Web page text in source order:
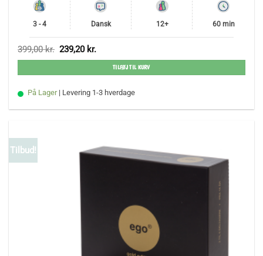
3 - 4 Dansk 12+ 60 min
399,00kr. Den
oprindelige
pris
399,00 kr..
239,20 kr.
aktuelle
pris
239,20 kr..
TILFØJ TIL KURV
På Lager | Levering 1-3 hverdage
Tilbud!